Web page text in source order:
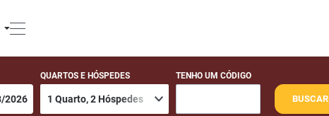
QUARTOS E HÓSPEDES TENHO UM CÓDIGO
BUSCAR